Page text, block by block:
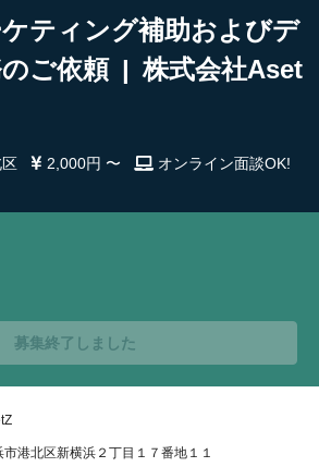
ケティング補助およびデ
のご依頼 | 株式会社Aset
2,000円 〜 オンライン面談OK!
募集終了しました
港北区新横浜２丁目１７番地１１